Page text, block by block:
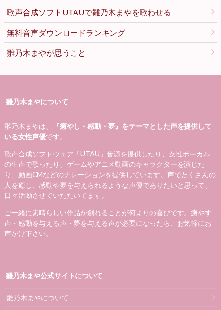
歌声合成ソフトUTAUで雛乃木まやを歌わせる
無料音声ダウンロードランキング
雛乃木まやが思うこと
雛乃木まやについて
雛乃木まやは、
『癒やし・感動・夢』をテーマとした声を提供して
いる女性声優です。
歌声合成ソフトウェア「UTAU」音源を提供したり、女性ボーカル
の生声で歌ったり、ゲームやアニメ動画のキャラクターを演じた
り、動画CMなどのナレーションを提供しています。声でたくさんの
人を癒し、感動や夢を与えられるような声優でありたいと思って、
日々活動させていただいてます。
ご一緒に素晴らしい作品が創れることが何よりの喜びです。癒やす
声・感動を与える声・夢を与える声が必要になったら、お気軽にお
声がけ下さい。
雛乃木まや公式サイトについて
雛乃木まやについて